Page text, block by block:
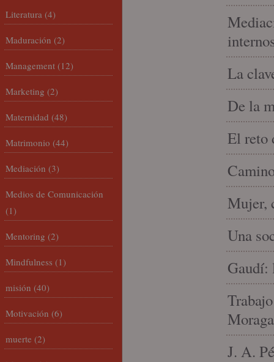
La
De la
El reto
Mujer,
Una
Gaudí:
J. A.
Literatura (4)
Maduración (2)
Management (12)
Marketing (2)
Maternidad (48)
Matrimonio (44)
Mediación (3)
Medios de Comunicación
(1)
Mentoring (2)
Mindfulness (1)
misión (40)
Motivación (6)
muerte (2)